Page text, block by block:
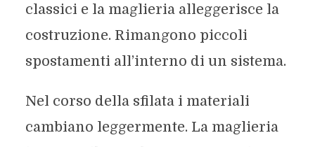
classici e la maglieria alleggerisce la
costruzione. Rimangono piccoli
spostamenti all’interno di un sistema.
Nel corso della sfilata i materiali
cambiano leggermente. La maglieria